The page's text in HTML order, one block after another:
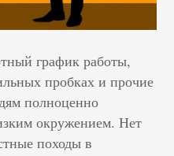
график работы,
пробках и прочие
полноценно
окружением. Нет
походы в